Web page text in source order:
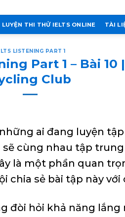
LUYỆN THI THỬ IELTS ONLINE TÀI
LISTENING PART 1
Part 1 – Bài 10
Club
ai đang luyện tập
sẽ cùng nhau tập
là một phần quan
chia sẻ bài tập này với
đòi hỏi khả năng